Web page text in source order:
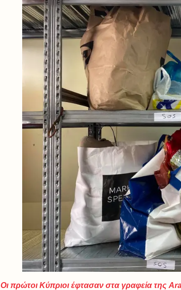
Οι πρώτοι Κύπριοι έφτασαν στα γραφεία της